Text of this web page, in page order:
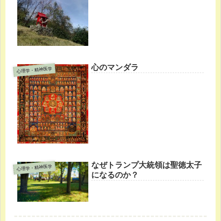
心理学・精神医学 心のマンダラ
心理学・精神医学
なぜトランプ大統領は聖徳太子
になるのか？